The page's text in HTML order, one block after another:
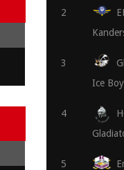
2
3
Ice
4
5